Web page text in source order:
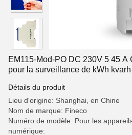
EM115-Mod-PO DC 230V 5 45 A
pour la surveillance de kWh
Détails du produit
Lieu d'origine: Shanghai, en Chine
Nom de marque: Fineco
Numéro de modèle: Pour les
numérique: